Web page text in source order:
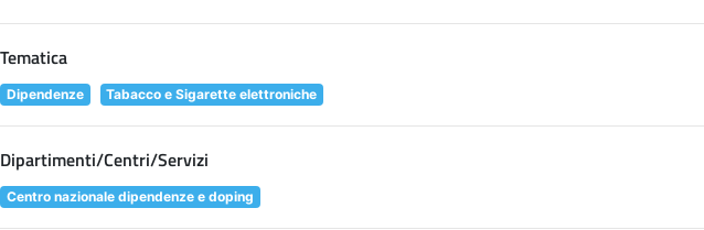
Tematica
Dipendenze Tabacco e Sigarette elettroniche
Dipartimenti/Centri/Servizi
Centro nazionale dipendenze e doping